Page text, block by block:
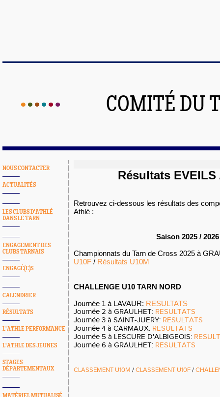
COMITÉ DU
NOUS CONTACTER
ACTUALITÉS
LES CLUBS D'ATHLÉ
DANS LE TARN
ENGAGEMENT DES
CLUBS TARNAIS
ENGAGÉ(E)S
CALENDRIER
RÉSULTATS
L'ATHLE PERFORMANCE
L'ATHLE DES JEUNES
STAGES
DÉPARTEMENTAUX
Résultats EVEILS
Retrouvez ci-dessous les résultats des
Athlé :
Saison 2025 / 2026
Championnats du Tarn de Cross 2025 à
U10F / Résultats U10M
CHALLENGE U10 TARN NORD
Journée 1 à LAVAUR: RESULTATS
Journée 2 à GRAULHET: RESULTATS
Journée 3 à SAINT-JUERY: RESULTATS
Journée 4 à CARMAUX: RESULTATS
Journée 5 à LESCURE D'ALBIGEOIS:
Journée 6 à GRAULHET: RESULTATS
CLASSEMENT U10M /CLASSEMENT U10F/